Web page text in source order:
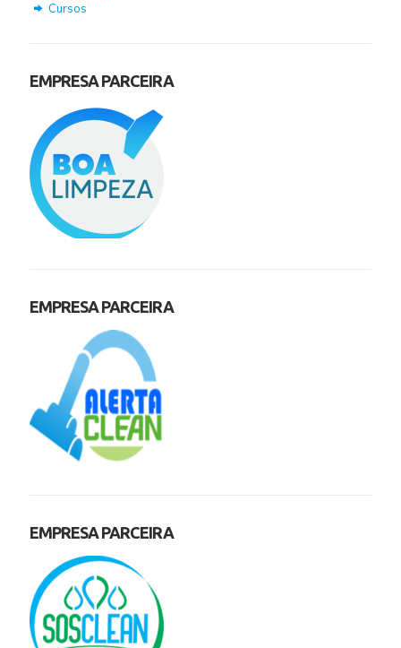
Cursos
EMPRESA PARCEIRA
EMPRESA PARCEIRA
EMPRESA PARCEIRA